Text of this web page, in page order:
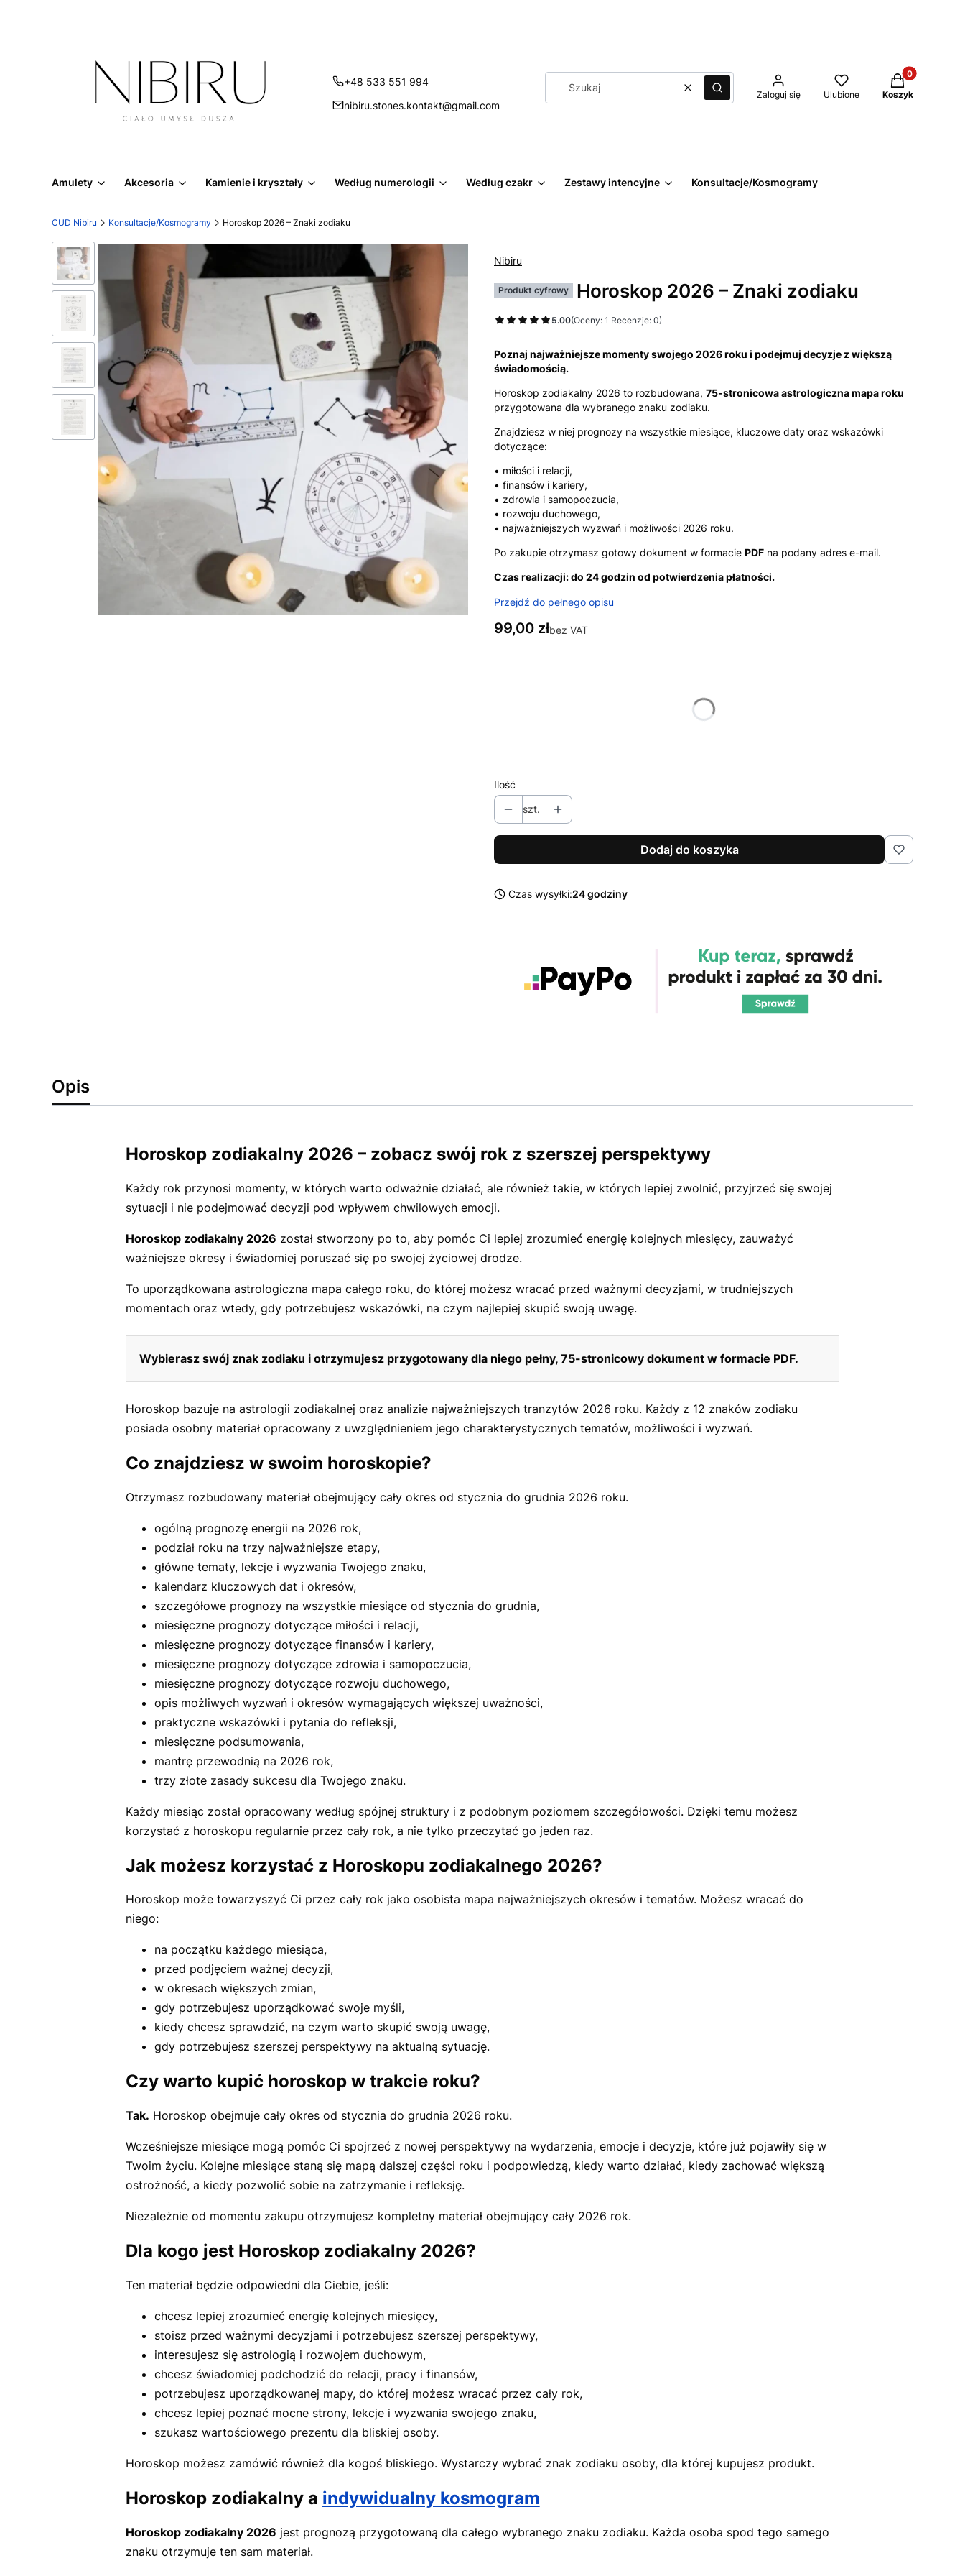
+48 533 551 994
nibiru.stones.kontakt@gmail.com
WyczyśćSzukaj Zaloguj się Ulubione
Produkty w
Koszyk
Amulety Akcesoria Kamienie i kryształy Według numerologii Według czakr Zestawy intencyjne Konsultacje/Kosmogramy
CUD Nibiru Konsultacje/Kosmogramy Horoskop 2026 – Znaki zodiaku
Nibiru
Produkt cyfrowy Horoskop 2026 – Znaki zodiaku
5.00(Oceny: 1 Recenzje: 0)
Poznaj najważniejsze momenty swojego 2026 roku i podejmuj decyzje z większą
świadomością.
Horoskop zodiakalny 2026 to rozbudowana, 75-stronicowa astrologiczna mapa roku
przygotowana dla wybranego znaku zodiaku.
Znajdziesz w niej prognozy na wszystkie miesiące, kluczowe daty oraz wskazówki
dotyczące:
• miłości i relacji,
• finansów i kariery,
• zdrowia i samopoczucia,
• rozwoju duchowego,
• najważniejszych wyzwań i możliwości 2026 roku.
Po zakupie otrzymasz gotowy dokument w formacie PDF na podany adres e-mail.
Czas realizacji: do 24 godzin od potwierdzenia płatności.
Przejdź do pełnego opisu
Cena
99,00 złbez VAT
Ilość
szt.
Dodaj do koszyka
Czas wysyłki:24 godziny
Opis
Horoskop zodiakalny 2026 – zobacz swój rok z szerszej perspektywy
Każdy rok przynosi momenty, w których warto odważnie działać, ale również takie, w których lepiej zwolnić, przyjrzeć się swojej
sytuacji i nie podejmować decyzji pod wpływem chwilowych emocji.
Horoskop zodiakalny 2026 został stworzony po to, aby pomóc Ci lepiej zrozumieć energię kolejnych miesięcy, zauważyć
ważniejsze okresy i świadomiej poruszać się po swojej życiowej drodze.
To uporządkowana astrologiczna mapa całego roku, do której możesz wracać przed ważnymi decyzjami, w trudniejszych
momentach oraz wtedy, gdy potrzebujesz wskazówki, na czym najlepiej skupić swoją uwagę.
Wybierasz swój znak zodiaku i otrzymujesz przygotowany dla niego pełny, 75-stronicowy dokument w formacie PDF.
Horoskop bazuje na astrologii zodiakalnej oraz analizie najważniejszych tranzytów 2026 roku. Każdy z 12 znaków zodiaku
posiada osobny materiał opracowany z uwzględnieniem jego charakterystycznych tematów, możliwości i wyzwań.
Co znajdziesz w swoim horoskopie?
Otrzymasz rozbudowany materiał obejmujący cały okres od stycznia do grudnia 2026 roku.
ogólną prognozę energii na 2026 rok,
podział roku na trzy najważniejsze etapy,
główne tematy, lekcje i wyzwania Twojego znaku,
kalendarz kluczowych dat i okresów,
szczegółowe prognozy na wszystkie miesiące od stycznia do grudnia,
miesięczne prognozy dotyczące miłości i relacji,
miesięczne prognozy dotyczące finansów i kariery,
miesięczne prognozy dotyczące zdrowia i samopoczucia,
miesięczne prognozy dotyczące rozwoju duchowego,
opis możliwych wyzwań i okresów wymagających większej uważności,
praktyczne wskazówki i pytania do refleksji,
miesięczne podsumowania,
mantrę przewodnią na 2026 rok,
trzy złote zasady sukcesu dla Twojego znaku.
Każdy miesiąc został opracowany według spójnej struktury i z podobnym poziomem szczegółowości. Dzięki temu możesz
korzystać z horoskopu regularnie przez cały rok, a nie tylko przeczytać go jeden raz.
Jak możesz korzystać z Horoskopu zodiakalnego 2026?
Horoskop może towarzyszyć Ci przez cały rok jako osobista mapa najważniejszych okresów i tematów. Możesz wracać do
niego:
na początku każdego miesiąca,
przed podjęciem ważnej decyzji,
w okresach większych zmian,
gdy potrzebujesz uporządkować swoje myśli,
kiedy chcesz sprawdzić, na czym warto skupić swoją uwagę,
gdy potrzebujesz szerszej perspektywy na aktualną sytuację.
Czy warto kupić horoskop w trakcie roku?
Tak. Horoskop obejmuje cały okres od stycznia do grudnia 2026 roku.
Wcześniejsze miesiące mogą pomóc Ci spojrzeć z nowej perspektywy na wydarzenia, emocje i decyzje, które już pojawiły się w
Twoim życiu. Kolejne miesiące staną się mapą dalszej części roku i podpowiedzą, kiedy warto działać, kiedy zachować większą
ostrożność, a kiedy pozwolić sobie na zatrzymanie i refleksję.
Niezależnie od momentu zakupu otrzymujesz kompletny materiał obejmujący cały 2026 rok.
Dla kogo jest Horoskop zodiakalny 2026?
Ten materiał będzie odpowiedni dla Ciebie, jeśli:
chcesz lepiej zrozumieć energię kolejnych miesięcy,
stoisz przed ważnymi decyzjami i potrzebujesz szerszej perspektywy,
interesujesz się astrologią i rozwojem duchowym,
chcesz świadomiej podchodzić do relacji, pracy i finansów,
potrzebujesz uporządkowanej mapy, do której możesz wracać przez cały rok,
chcesz lepiej poznać mocne strony, lekcje i wyzwania swojego znaku,
szukasz wartościowego prezentu dla bliskiej osoby.
Horoskop możesz zamówić również dla kogoś bliskiego. Wystarczy wybrać znak zodiaku osoby, dla której kupujesz produkt.
Horoskop zodiakalny a indywidualny kosmogram
Horoskop zodiakalny 2026 jest prognozą przygotowaną dla całego wybranego znaku zodiaku. Każda osoba spod tego samego
znaku otrzymuje ten sam materiał.